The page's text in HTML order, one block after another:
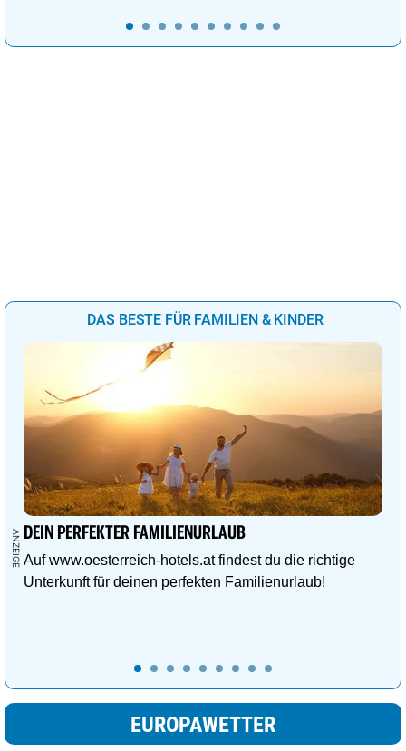
DAS BESTE FÜR FAMILIEN & KINDER
DEIN PERFEKTER FAMILIENURLAUB
Auf www.oesterreich-hotels.at findest du die richtige
Unterkunft für deinen perfekten Familienurlaub!
EUROPAWETTER